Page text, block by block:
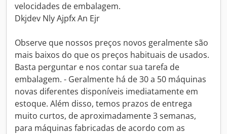
velocidades de embalagem.
Dkjdev Nly Ajpfx An Ejr
Observe que nossos preços novos geralmente são
mais baixos do que os preços habituais de usados.
Basta perguntar e nos contar sua tarefa de
embalagem. - Geralmente há de 30 a 50 máquinas
novas diferentes disponíveis imediatamente em
estoque. Além disso, temos prazos de entrega
muito curtos, de aproximadamente 3 semanas,
para máquinas fabricadas de acordo com as